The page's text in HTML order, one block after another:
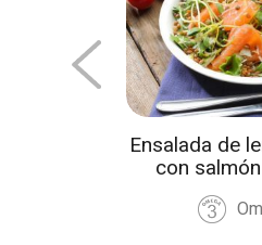
Ensalada de
con